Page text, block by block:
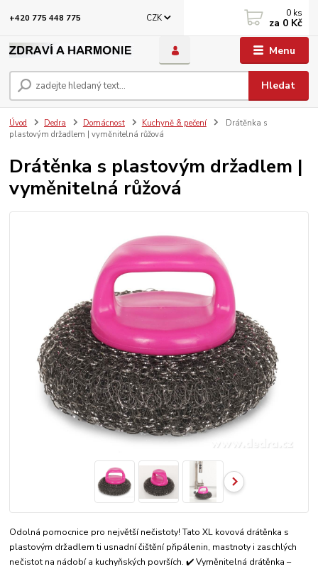
Menu
CZK
Hledat
+420 775 448 775 0 ks
za 0 Kč
Úvod Dedra Domácnost Kuchyně & pečení
Drátěnka s
plastovým držadlem | vyměnitelná růžová
Drátěnka s plastovým držadlem |
vyměnitelná růžová
Odolná pomocnice pro největší nečistoty! Tato XL kovová drátěnka s
plastovým držadlem ti usnadní čištění připálenin, mastnoty i zaschlých
nečistot na nádobí a kuchyňských površích. ✔️ Vyměnitelná drátěnka –